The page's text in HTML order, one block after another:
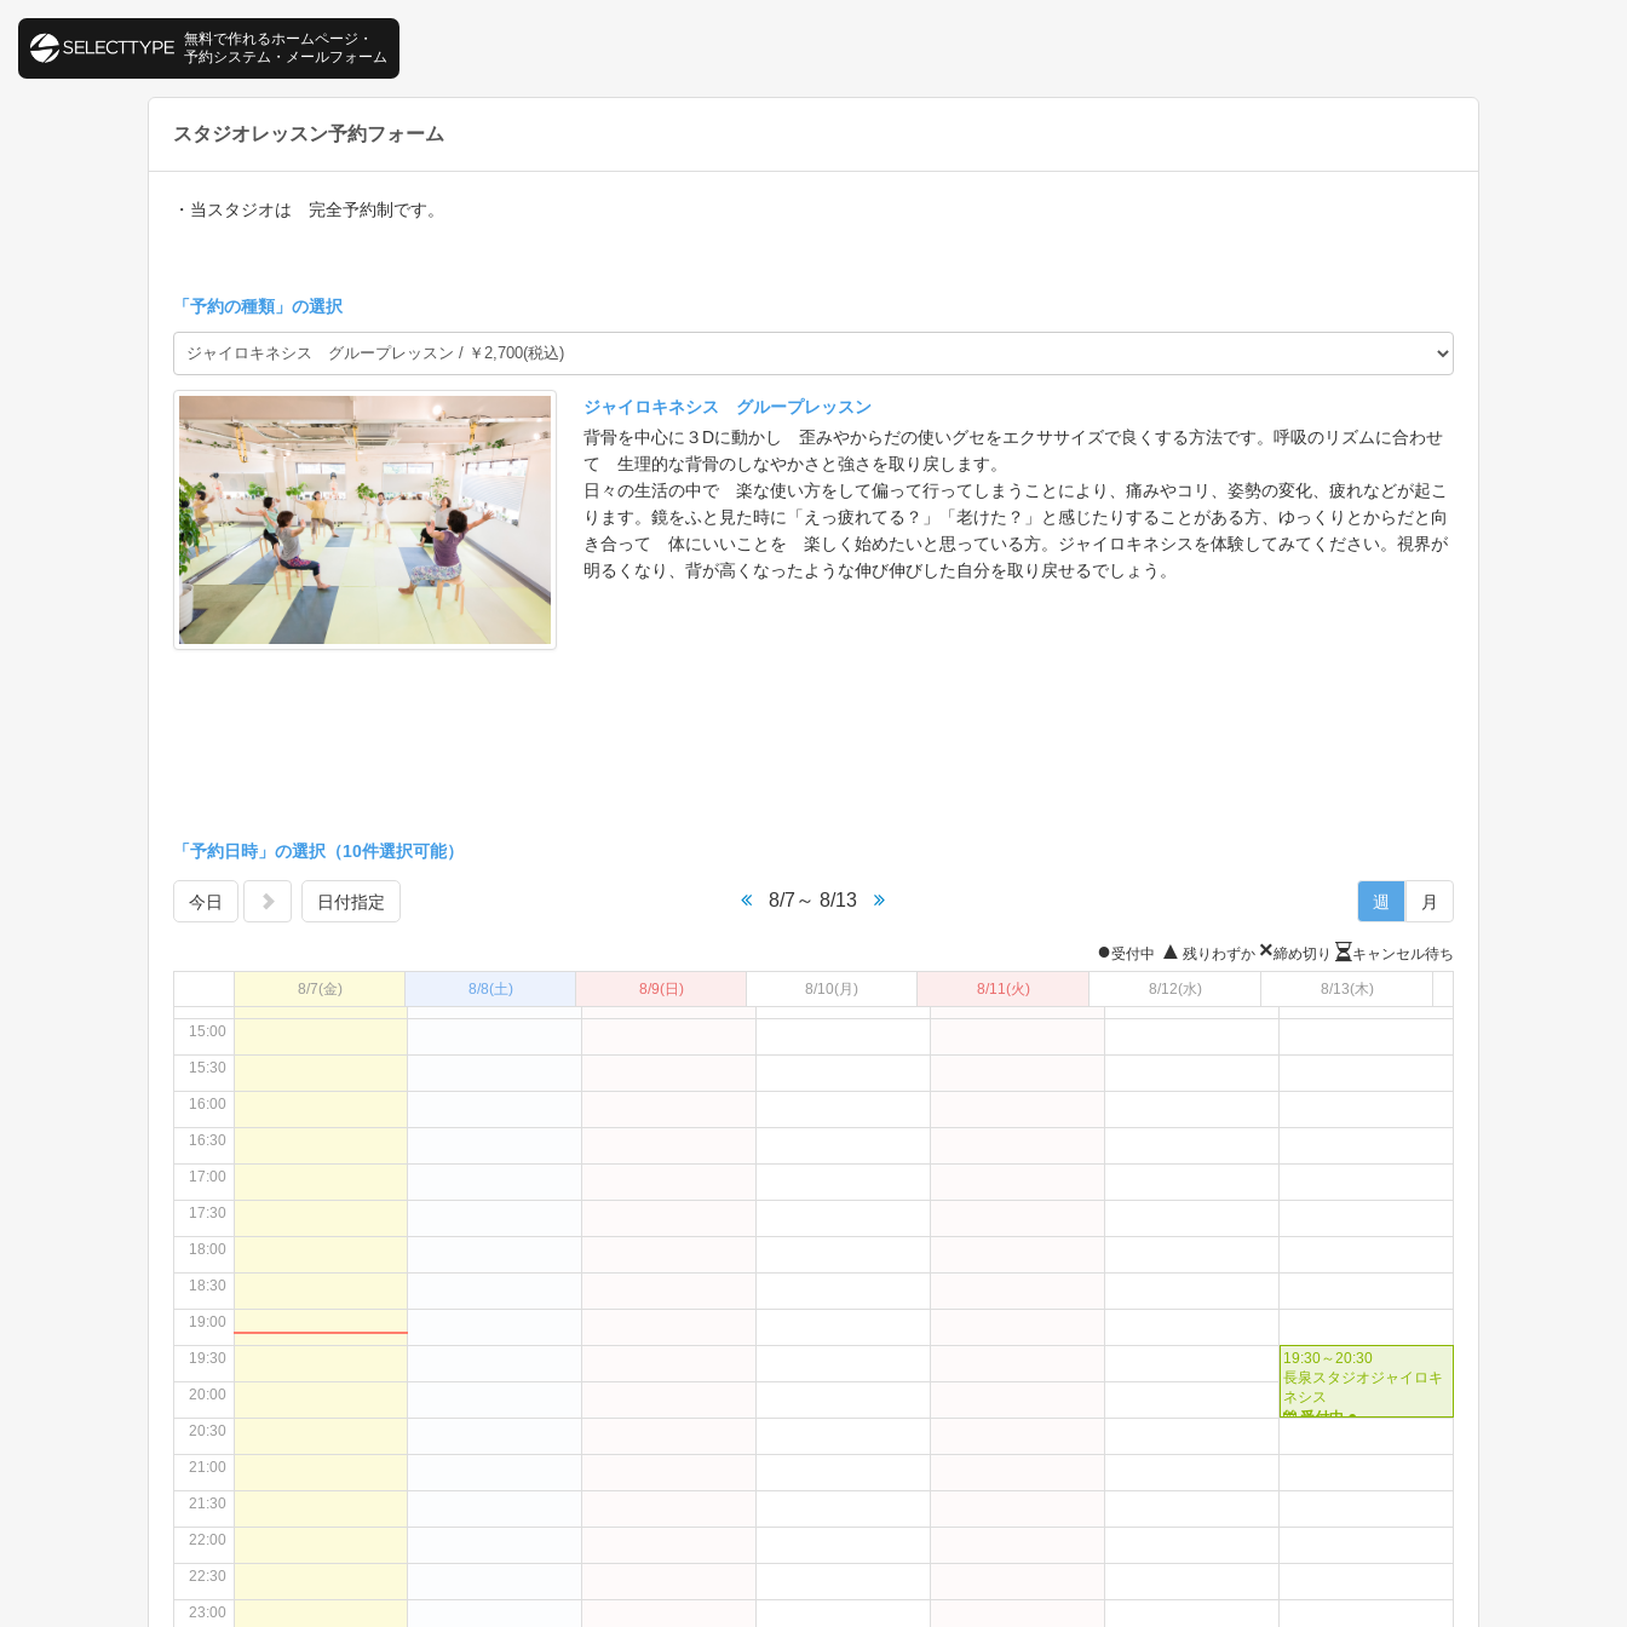
スタジオレッスン予約フォーム
・当スタジオは 完全予約制です。
「予約の種類 」の選択
ジャイロキネシス グループレッスン
背骨を中心に３Dに動かし 歪みやからだの使いグセをエクササイズで良くする方法です。呼吸のリズムに合わせ
て 生理的な背骨のしなやかさと強さを取り戻します。
日々の生活の中で 楽な使い方をして偏って行ってしまうことにより、痛みやコリ、姿勢の変化、疲れなどが起こ
ります。鏡をふと見た時に「えっ疲れてる？」「老けた？」と感じたりすることがある方、ゆっくりとからだと向
き合って 体にいいことを 楽しく始めたいと思っている方。ジャイロキネシスを体験してみてください。視界が
明るくなり、背が高くなったような伸び伸びした自分を取り戻せるでしょう。
「予約日時」の選択（10件選択可能）
今日 日付指定 8/7～ 8/13 週 月
●受付中 ▲ 残りわずか ×締め切り キャンセル待ち
8/7(金) 8/8(土) 8/9(日) 8/10(月) 8/11(火) 8/12(水) 8/13(木)
01:00
01:30
02:30
05:00
06:00
07:00
07:30
08:00
08:30
09:00
09:30
12:30
13:00
13:30
15:00
15:30
16:00
16:30
17:00
17:30
18:00
18:30
19:00
19:30
20:00
20:30
21:00
21:30
22:00
22:30
23:00
19:30～20:30
長泉スタジオジャイロキ
ネシス
受付中 ●
無料で作れるホームページ・
予約システム・メールフォーム